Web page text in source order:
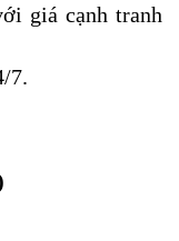
giá cạnh tranh
7.